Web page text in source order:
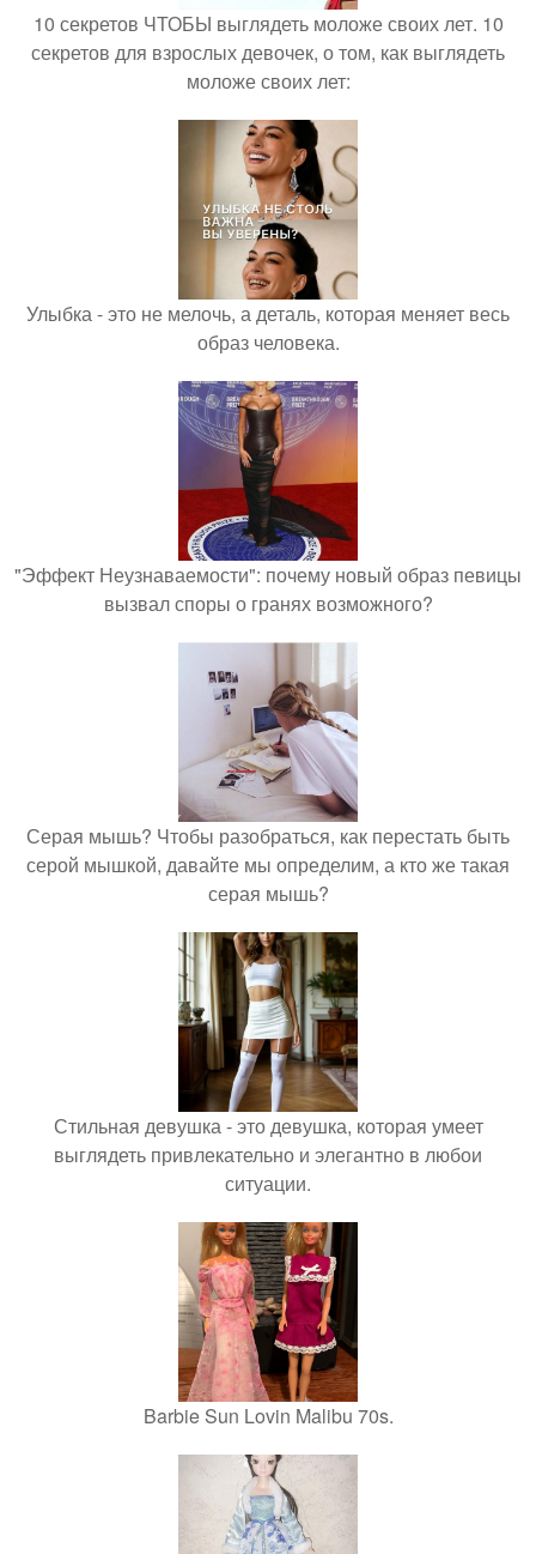
10 секретов ЧТОБЫ выглядеть моложе своих лет. 10
секретов для взрослых девочек, о том, как выглядеть
моложе своих лет:
Улыбка - это не мелочь, а деталь, которая меняет весь
образ человека.
"Эффект Неузнаваемости": почему новый образ певицы
вызвал споры о гранях возможного?
Серая мышь? Чтобы разобраться, как перестать быть
серой мышкой, давайте мы определим, а кто же такая
серая мышь?
Стильная девушка - это девушка, которая умеет
выглядеть привлекательно и элегантно в любои
ситуации.
Barbie Sun Lovin Malibu 70s.